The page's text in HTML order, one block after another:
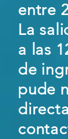
entre
La
a las
de
pude